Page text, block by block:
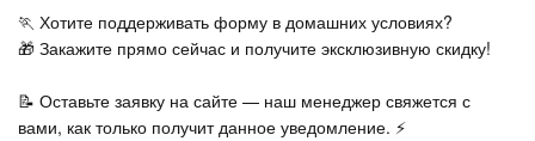
🏃‍ Хотите поддерживать форму в домашних условиях?
🎁 Закажите прямо сейчас и получите эксклюзивную скидку!
📝 Оставьте заявку на сайте — наш менеджер свяжется с
вами, как только получит данное уведомление. ⚡